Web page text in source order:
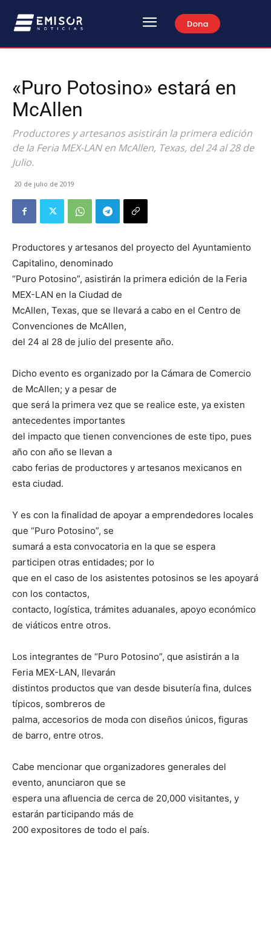
Dona
«Puro Potosino» estará en
McAllen
Productores y artesanos asistirán la primera edición
de la Feria MEX-LAN en McAllen, Texas, del 24 al 28 de
Julio.
20 de julio de 2019
Productores y artesanos del proyecto del Ayuntamiento
Capitalino, denominado
“Puro Potosino”, asistirán la primera edición de la Feria
MEX-LAN en la Ciudad de
McAllen, Texas, que se llevará a cabo en el Centro de
Convenciones de McAllen,
del 24 al 28 de julio del presente año.
Dicho evento es organizado por la Cámara de Comercio
de McAllen; y a pesar de
que será la primera vez que se realice este, ya existen
antecedentes importantes
del impacto que tienen convenciones de este tipo, pues
año con año se llevan a
cabo ferias de productores y artesanos mexicanos en
esta ciudad.
Y es con la finalidad de apoyar a emprendedores locales
que “Puro Potosino”, se
sumará a esta convocatoria en la que se espera
participen otras entidades; por lo
que en el caso de los asistentes potosinos se les apoyará
con los contactos,
contacto, logística, trámites aduanales, apoyo económico
de viáticos entre otros.
Los integrantes de “Puro Potosino”, que asistirán a la
Feria MEX-LAN, llevarán
distintos productos que van desde bisutería fina, dulces
típicos, sombreros de
palma, accesorios de moda con diseños únicos, figuras
de barro, entre otros.
Cabe mencionar que organizadores generales del
evento, anunciaron que se
espera una afluencia de cerca de 20,000 visitantes, y
estarán participando más de
200 expositores de todo el país.